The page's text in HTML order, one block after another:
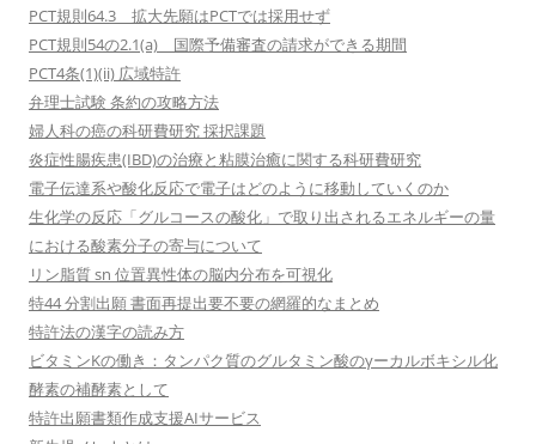
PCT規則64.3 拡大先願はPCTでは採用せず
PCT規則54の2.1(a) 国際予備審査の請求ができる期間
PCT4条(1)(ii) 広域特許
弁理士試験 条約の攻略方法
婦人科の癌の科研費研究 採択課題
炎症性腸疾患(IBD)の治療と粘膜治癒に関する科研費研究
電子伝達系や酸化反応で電子はどのように移動していくのか
生化学の反応「グルコースの酸化」で取り出されるエネルギーの量
における酸素分子の寄与について
リン脂質 sn 位置異性体の脳内分布を可視化
特44 分割出願 書面再提出要不要の網羅的なまとめ
特許法の漢字の読み方
ビタミンKの働き：タンパク質のグルタミン酸のγーカルボキシル化
酵素の補酵素として
特許出願書類作成支援AIサービス